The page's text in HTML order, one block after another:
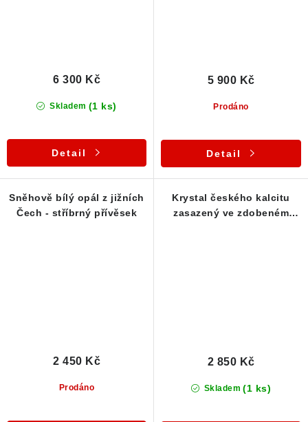
Skladem (1 ks)
6 300 Kč
Detail
Prodáno
5 900 Kč
Detail
Sněhově bílý opál z jižních
Čech - stříbrný přívěsek
Prodáno
2 450 Kč
Krystal českého kalcitu
zasazený ve zdobeném
Skladem (1 ks)
2 850 Kč